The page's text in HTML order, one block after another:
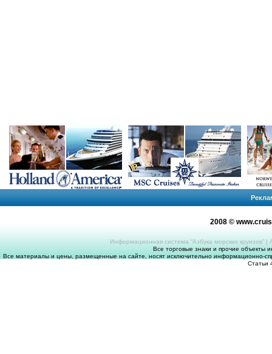
2008 ©
Информационная система “Азбука морских круизов” |
Все торговые знаки и прочие объекты
Все материалы и цены, размещенные на сайте, носят исключительно информационно-
Статьи